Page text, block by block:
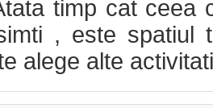
timp cat ceea
, este spatiul
alege alte